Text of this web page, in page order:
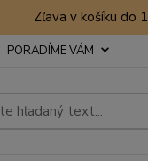
Zľava v košíku do
PORADÍME VÁM